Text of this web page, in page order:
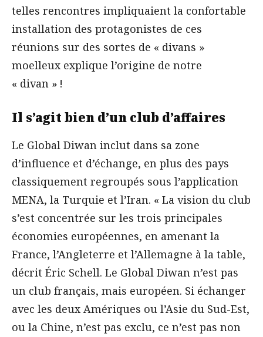
telles rencontres impliquaient la confortable
installation des protagonistes de ces
réunions sur des sortes de « divans »
moelleux explique l’origine de notre
« divan » !
Il s’agit bien d’un club d’affaires
Le Global Diwan inclut dans sa zone
d’influence et d’échange, en plus des pays
classiquement regroupés sous l’application
MENA, la Turquie et l’Iran. « La vision du club
s’est concentrée sur les trois principales
économies européennes, en amenant la
France, l’Angleterre et l’Allemagne à la table,
décrit Éric Schell. Le Global Diwan n’est pas
un club français, mais européen. Si échanger
avec les deux Amériques ou l’Asie du Sud-Est,
ou la Chine, n’est pas exclu, ce n’est pas non